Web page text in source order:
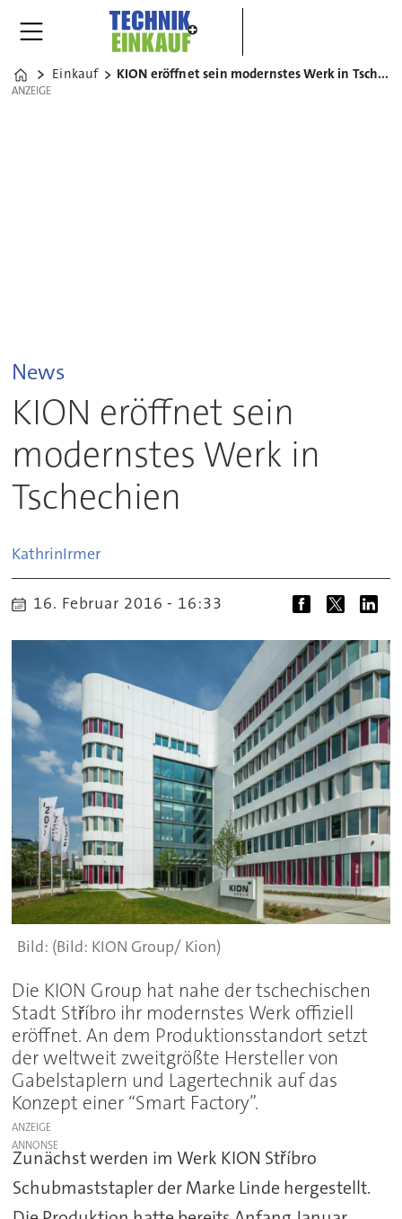
Home
Einkauf KION eröffnet sein modernstes Werk in Tschechien
ANZEIGE
ANZEIGE
News
KION eröffnet sein
modernstes Werk in
Tschechien
KathrinIrmer
16. Februar 2016 - 16:33
(Bild: KION Group/ Kion)
Die KION Group hat nahe der tschechischen
Stadt Stříbro ihr modernstes Werk offiziell
eröffnet. An dem Produktionsstandort setzt
der weltweit zweitgrößte Hersteller von
Gabelstaplern und Lagertechnik auf das
Konzept einer “Smart Factory”.
ANZEIGE
Zunächst werden im Werk KION Stříbro
Schubmaststapler der Marke Linde hergestellt.